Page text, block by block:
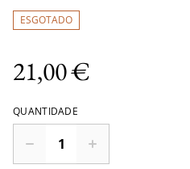
ESGOTADO
21,00 €
QUANTIDADE